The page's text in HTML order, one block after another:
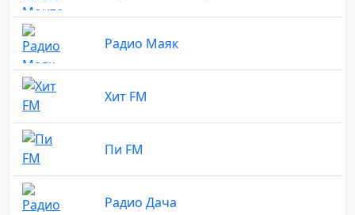
Радио Маяк
Хит FM
Пи FM
Радио Дача